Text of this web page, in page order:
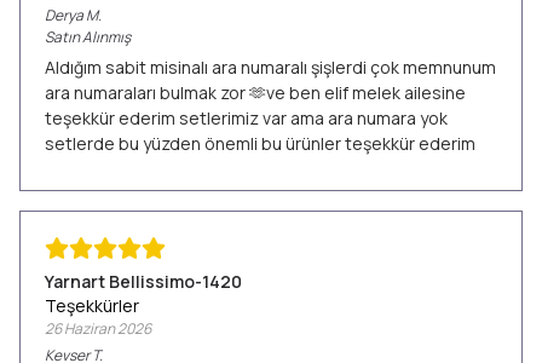
DeryaM.
Satın Alınmış
Aldığım sabit misinalı ara numaralı şişlerdi çok memnunum
ara numaraları bulmak zor 🫶ve ben elif melek ailesine
teşekkür ederim setlerimiz var ama ara numara yok
setlerde bu yüzden önemli bu ürünler teşekkür ederim
Yarnart Bellissimo-1420
Teşekkürler
26 Haziran 2026
Kevser T.